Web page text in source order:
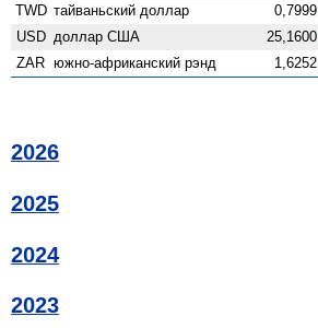
TWD тайваньский доллар 0,7999
USD доллар США 25,1600
ZAR южно-африканский рэнд 1,6252
2026
2025
2024
2023